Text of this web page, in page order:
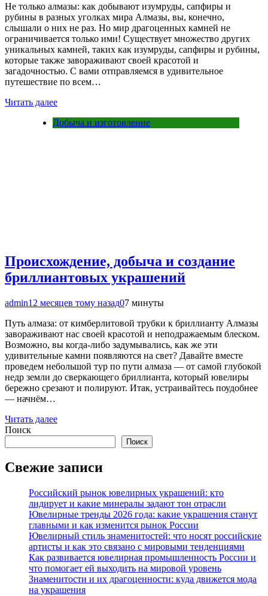
Не только алмазы: как добывают изумруды, сапфиры и
рубины в разных уголках мира Алмазы, вы, конечно,
слышали о них не раз. Но мир драгоценных камней не
ограничивается только ими! Существует множество других
уникальных камней, таких как изумруды, сапфиры и рубины,
которые также завораживают своей красотой и
загадочностью. С вами отправляемся в удивительное
путешествие по всем…
Читать далее
Добыча и изготовление
Происхождение, добыча и создание
бриллиантовых украшений
admin12 месяцев тому назад07 минуты
Путь алмаза: от кимберлитовой трубки к бриллианту Алмазы
завораживают нас своей красотой и неподражаемым блеском.
Возможно, вы когда-либо задумывались, как же эти
удивительные камни появляются на свет? Давайте вместе
проведем небольшой тур по пути алмаза — от самой глубокой
недр земли до сверкающего бриллианта, который ювелиры
бережно срезают и полируют. Итак, устраивайтесь поудобнее
— начнём…
Читать далее
Поиск
Поиск
Свежие записи
Российский рынок ювелирных украшений: кто
лидирует и какие минералы задают тон отрасли
Ювелирные тренды 2026 года: какие украшения станут
главными и как изменится рынок России
Ювелирный стиль знаменитостей: что носят российские
артисты и как это связано с мировыми тенденциями
Как развивается ювелирная промышленность России и
что помогает ей выходить на мировой уровень
Знаменитости и их драгоценности: куда движется мода
на украшения